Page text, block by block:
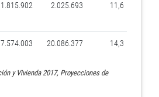
1.815.902 2.025.693 11,6
20.086.377 14,3
y Vivienda 2017, Proyecciones de